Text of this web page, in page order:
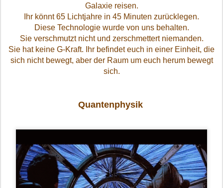
Galaxie reisen.
Ihr könnt 65 Lichtjahre in 45 Minuten zurücklegen.
Diese Technologie wurde von uns behalten.
Sie verschmutzt nicht und zerschmettert niemanden.
Sie hat keine G-Kraft. Ihr befindet euch in einer Einheit, die
sich nicht bewegt, aber der Raum um euch herum bewegt
sich.
Quantenphysik